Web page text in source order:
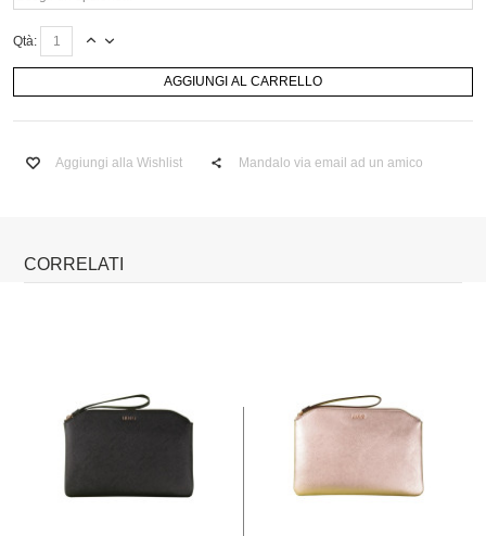
Qtà:
AGGIUNGI AL CARRELLO
Aggiungi alla Wishlist Mandalo via email ad un amico
CORRELATI